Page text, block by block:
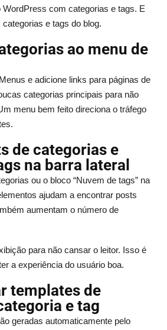
com categorias e tags. E
e tags do blog.
ao menu de
e adicione links para páginas de
categorias principais para não
menu bem feito direciona o tráfego
de categorias e
na barra lateral
ou o bloco “Nuvem de tags” na
ajudam a encontrar posts
aumentam o número de
para não cansar o leitor. Isso é
a experiência do usuário boa.
templates de
e tag
geradas automaticamente pelo